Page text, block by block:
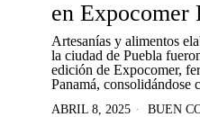
en Expocomer
Artesanías y alimentos
la ciudad de Puebla
edición de Expocomer,
Panamá, consolidándose
ABRIL 8, 2025 BUEN